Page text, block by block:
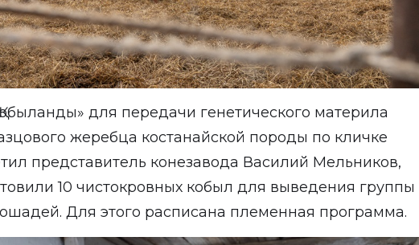
для передачи генетического материла
жеребца костанайской породы по кличке
представитель конезавода Василий Мельников,
10 чистокровных кобыл для выведения группы
Для этого расписана племенная программа.